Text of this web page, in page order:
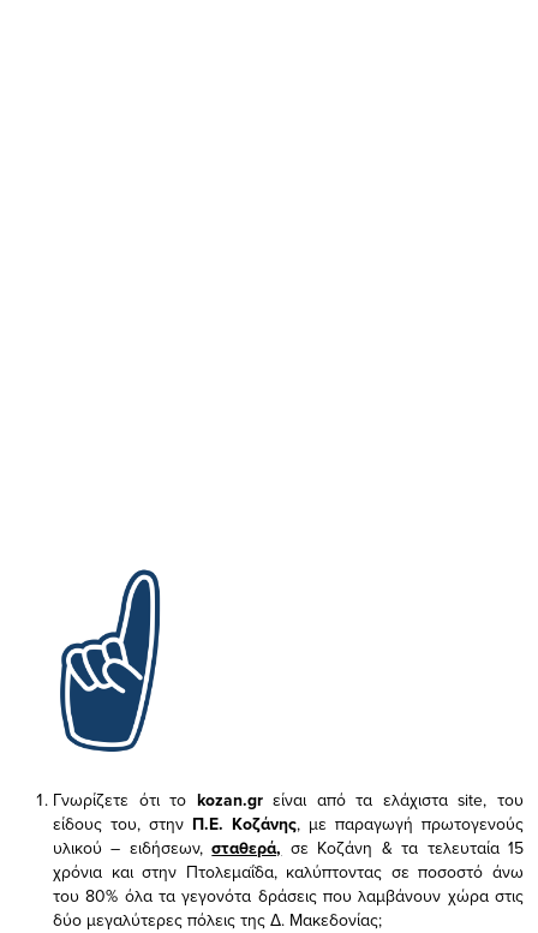
Γνωρίζετε ότι το kozan.gr είναι από τα ελάχισταsite, του
είδους του, στην Π.Ε. Κοζάνης, με παραγωγή πρωτογενούς
υλικού – ειδήσεων,σταθερά, σε Κοζάνη & τα τελευταία 15
χρόνια και στην Πτολεμαΐδα, καλύπτοντας σε ποσοστό άνω
του 80% όλα τα γεγονότα δράσεις που λαμβάνουν χώρα στις
δύο μεγαλύτερες πόλεις της Δ. Μακεδονίας;